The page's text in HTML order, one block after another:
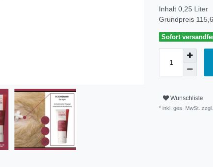
Inhalt 0,25 Liter
Grundpreis
Sofort
Wunschliste
* inkl. ges. MwSt. zzgl.